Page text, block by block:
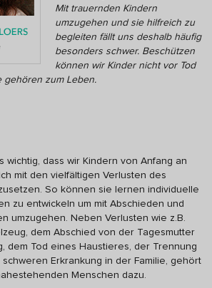
Mit trauernden Kindern
umzugehen und sie hilfreich zu
begleiten fällt uns deshalb häufig
besonders schwer. Beschützen
können wir Kinder nicht vor Tod
gehören zum Leben.
wichtig, dass wir Kindern von Anfang an
mit den vielfältigen Verlusten des
So können sie lernen individuelle
zu entwickeln um mit Abschieden und
umzugehen. Neben Verlusten wie z.B.
dem Abschied von der Tagesmutter
dem Tod eines Haustieres, der Trennung
Erkrankung in der Familie, gehört
Menschen dazu.